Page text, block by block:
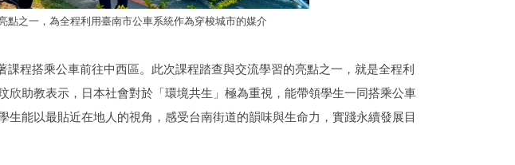
點之一，為全程利用臺南市公車系統作為穿梭城市的媒介
程搭乘公車前往中西區。此次課程踏查與交流學習的亮點之一，就是全程利
欣助教表示，日本社會對於「環境共生」極為重視，能帶領學生一同搭乘公車
能以最貼近在地人的視角，感受台南街道的韻味與生命力，實踐永續發展目